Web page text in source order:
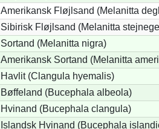
Amerikansk Fløjlsand (Melanitta
Sibirisk Fløjlsand (Melanitta
Sortand (Melanitta nigra)
Amerikansk Sortand (Melanitta
Havlit (Clangula hyemalis)
Bøffeland (Bucephala albeola)
Hvinand (Bucephala clangula)
Islandsk Hvinand (Bucephala